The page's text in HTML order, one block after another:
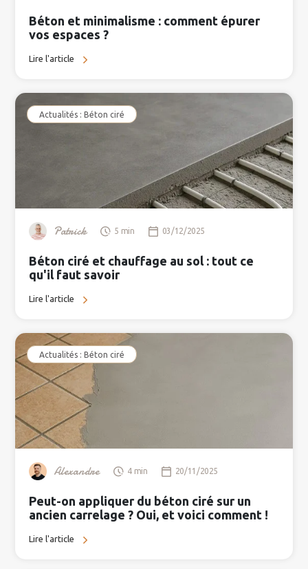
Béton et minimalisme : comment épurer
vos espaces ?
Lire l'article
Actualités : Béton ciré
Patrick 5 min 03/12/2025
Béton ciré et chauffage au sol : tout ce
qu'il faut savoir
Lire l'article
Actualités : Béton ciré
Alexandre 4 min 20/11/2025
Peut-on appliquer du béton ciré sur un
ancien carrelage ? Oui, et voici comment !
Lire l'article